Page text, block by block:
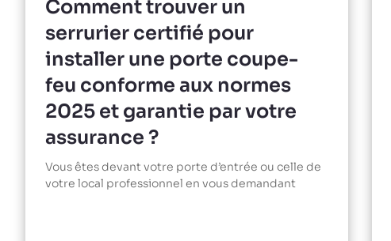
Comment trouver un
serrurier certifié pour
installer une porte coupe-
feu conforme aux normes
2025 et garantie par votre
assurance ?
Vous êtes devant votre porte d’entrée ou celle de
votre local professionnel en vous demandant